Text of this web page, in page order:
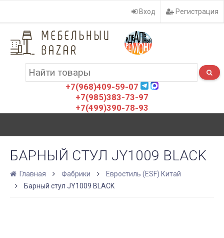
Вход Регистрация
+7(968)409-59-07
+7(985)383-73-97
+7(499)390-78-93
БАРНЫЙ СТУЛ JY1009 BLACK
Главная Фабрики
Евростиль (ESF) Китай
Барный стул JY1009 BLACK